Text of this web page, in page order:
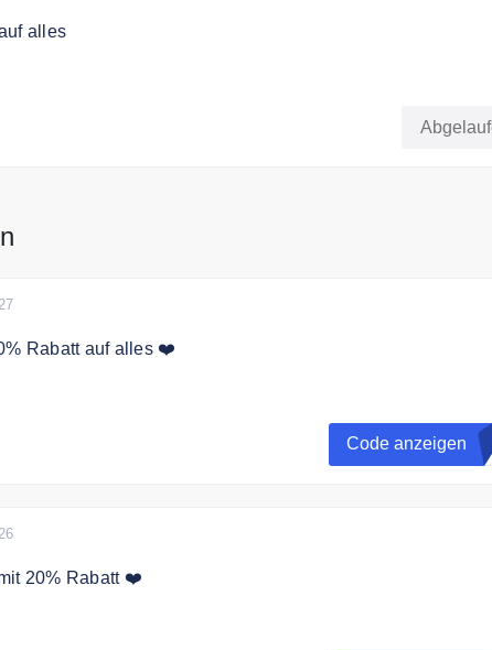
alles
Rabatt auf alles ❤️
Code anzeigen
20% Rabatt ❤️